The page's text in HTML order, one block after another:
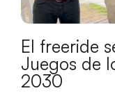
El freeride
Juegos de
2030